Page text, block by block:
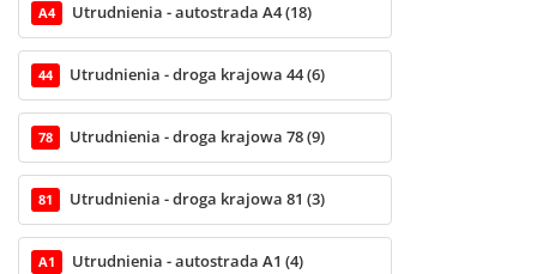
A4 Utrudnienia - autostrada A4 (18)
44 Utrudnienia - droga krajowa 44 (6)
78 Utrudnienia - droga krajowa 78 (9)
81 Utrudnienia - droga krajowa 81 (3)
A1 Utrudnienia - autostrada A1 (4)